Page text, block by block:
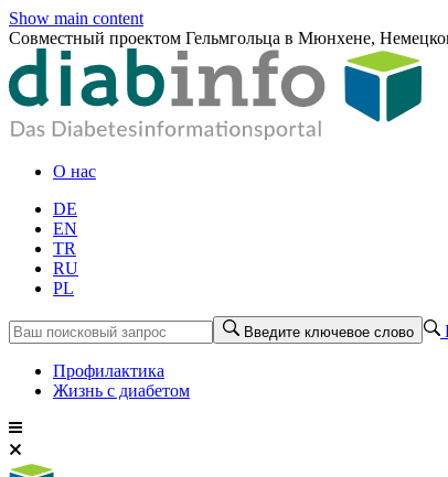
Show main content
Совместный проектом Гельмгольца в Мюнхене,
О нас
DE
EN
TR
RU
PL
Введите ключевое слово
Профилактика
Жизнь с диабетом